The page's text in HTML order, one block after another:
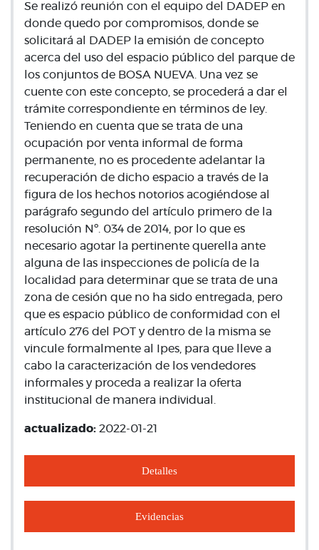
Se realizó reunión con el equipo del DADEP en
donde quedo por compromisos, donde se
solicitará al DADEP la emisión de concepto
acerca del uso del espacio público del parque de
los conjuntos de BOSA NUEVA. Una vez se
cuente con este concepto, se procederá a dar el
trámite correspondiente en términos de ley.
Teniendo en cuenta que se trata de una
ocupación por venta informal de forma
permanente, no es procedente adelantar la
recuperación de dicho espacio a través de la
figura de los hechos notorios acogiéndose al
parágrafo segundo del artículo primero de la
resolución Nº. 034 de 2014, por lo que es
necesario agotar la pertinente querella ante
alguna de las inspecciones de policía de la
localidad para determinar que se trata de una
zona de cesión que no ha sido entregada, pero
que es espacio público de conformidad con el
artículo 276 del POT y dentro de la misma se
vincule formalmente al Ipes, para que lleve a
cabo la caracterización de los vendedores
informales y proceda a realizar la oferta
institucional de manera individual.
actualizado: 2022-01-21
Detalles
Evidencias